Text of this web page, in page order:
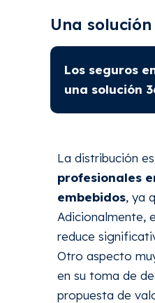
Una
Los seguros
una solución
La distribución
profesionales
embebidos, ya
Adicionalmente,
reduce
Otro aspecto
en su toma de
propuesta de